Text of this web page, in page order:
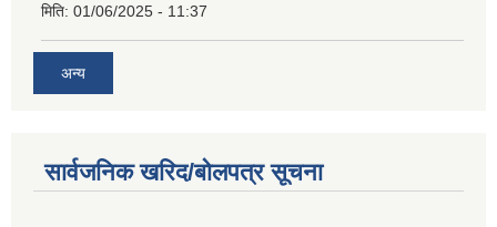
मिति: 01/06/2025 - 11:37
अन्य
सार्वजनिक खरिद/बोलपत्र सूचना